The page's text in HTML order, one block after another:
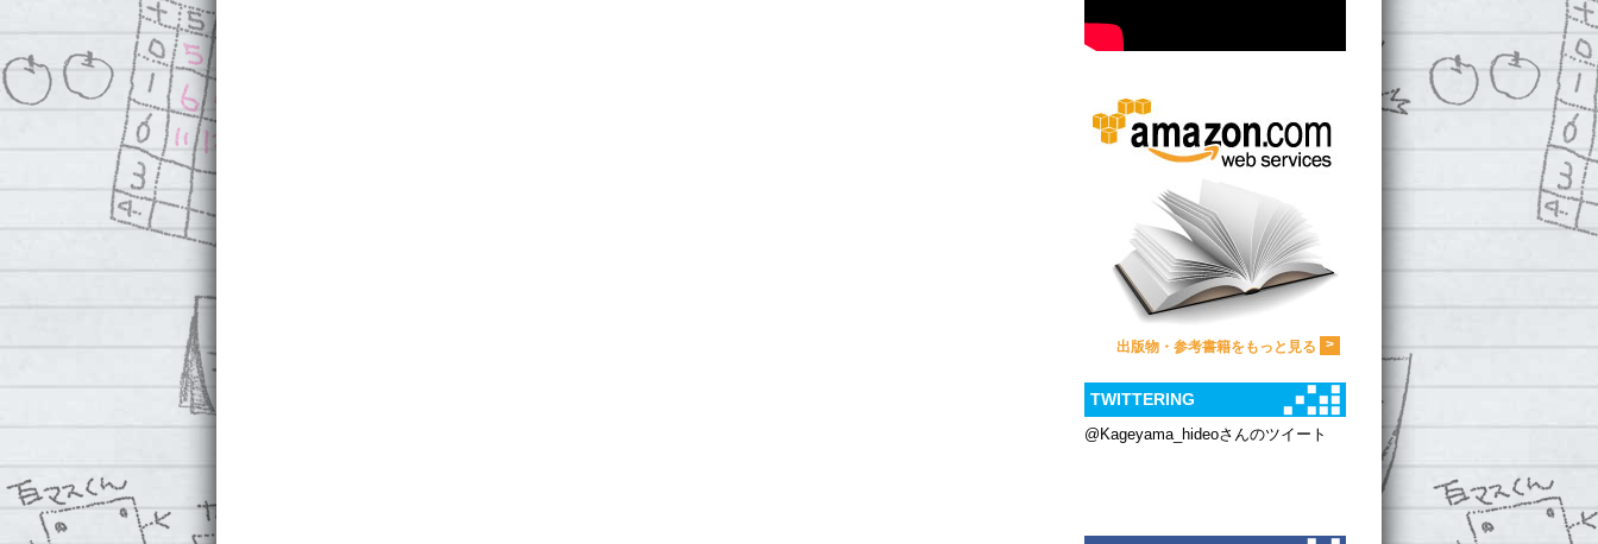
出版物・参考書籍をもっと見る >
TWITTERING
@Kageyama_hideoさんのツイート